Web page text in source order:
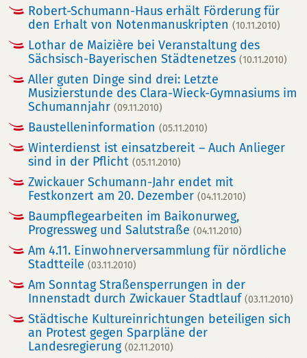
Robert-Schumann-Haus erhält Förderung für
den Erhalt von Notenmanuskripten (10.11.2010)
Lothar de Maizière bei Veranstaltung des
Sächsisch-Bayerischen Städtenetzes (10.11.2010)
Aller guten Dinge sind drei: Letzte
Musizierstunde des Clara-Wieck-Gymnasiums im
Schumannjahr (09.11.2010)
Baustelleninformation (05.11.2010)
Winterdienst ist einsatzbereit – Auch Anlieger
sind in der Pflicht (05.11.2010)
Zwickauer Schumann-Jahr endet mit
Festkonzert am 20. Dezember (04.11.2010)
Baumpflegearbeiten im Baikonurweg,
Progressweg und Salutstraße (04.11.2010)
Am 4.11. Einwohnerversammlung für nördliche
Stadtteile (03.11.2010)
Am Sonntag Straßensperrungen in der
Innenstadt durch Zwickauer Stadtlauf (03.11.2010)
Städtische Kultureinrichtungen beteiligen sich
an Protest gegen Sparpläne der
Landesregierung (02.11.2010)